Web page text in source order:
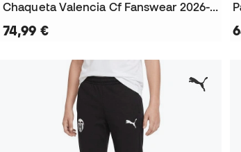
Chaqueta Valencia Cf Fanswear 2026-2027 Niño
74,99 €